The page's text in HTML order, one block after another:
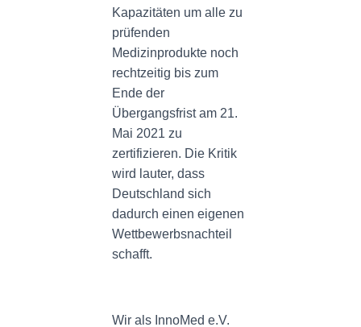
Kapazitäten um alle zu
prüfenden
Medizinprodukte noch
rechtzeitig bis zum
Ende der
Übergangsfrist am 21.
Mai 2021 zu
zertifizieren. Die Kritik
wird lauter, dass
Deutschland sich
dadurch einen eigenen
Wettbewerbsnachteil
schafft.
Wir als InnoMed e.V.